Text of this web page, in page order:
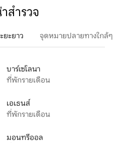
สำรวจ
ะยาว จุดหมายปลายทางใกล้ๆ
บาร์เซโลนา
ที่พักรายเดือน
เอเธนส์
ที่พักรายเดือน
มอนทรีออล